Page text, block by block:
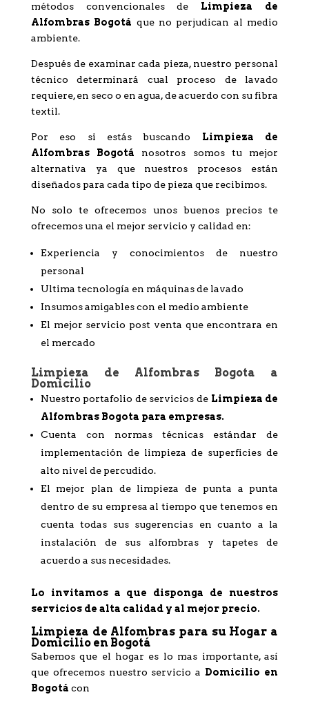
métodos convencionales de Limpieza de
Alfombras Bogotá que no perjudican al medio
ambiente.
Después de examinar cada pieza, nuestro personal
técnico determinará cual proceso de lavado
requiere, en seco o en agua, de acuerdo con su fibra
textil.
Por eso si estás buscando Limpieza de
Alfombras Bogotá nosotros somos tu mejor
alternativa ya que nuestros procesos están
diseñados para cada tipo de pieza que recibimos.
No solo te ofrecemos unos buenos precios te
ofrecemos una el mejor servicio y calidad en:
Experiencia y conocimientos de nuestro
personal
Ultima tecnología en máquinas de lavado
Insumos amigables con el medio ambiente
El mejor servicio post venta que encontrara en
el mercado
Limpieza de Alfombras Bogota a
Domicilio
Nuestro portafolio de servicios de Limpieza de
Alfombras Bogota para empresas.
Cuenta con normas técnicas estándar de
implementación de limpieza de superficies de
alto nivel de percudido.
El mejor plan de limpieza de punta a punta
dentro de su empresa al tiempo que tenemos en
cuenta todas sus sugerencias en cuanto a la
instalación de sus alfombras y tapetes de
acuerdo a sus necesidades.
Lo invitamos a que disponga de nuestros
servicios de alta calidad y al mejor precio.
Limpieza de Alfombras para su Hogar a
Domicilio en Bogotá
Sabemos que el hogar es lo mas importante, así
que ofrecemos nuestro servicio a Domicilio en
Bogotá con